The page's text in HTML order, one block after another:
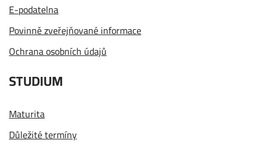
E-podatelna
Povinně zveřejňované informace
Ochrana osobních údajů
STUDIUM
Maturita
Důležité termíny